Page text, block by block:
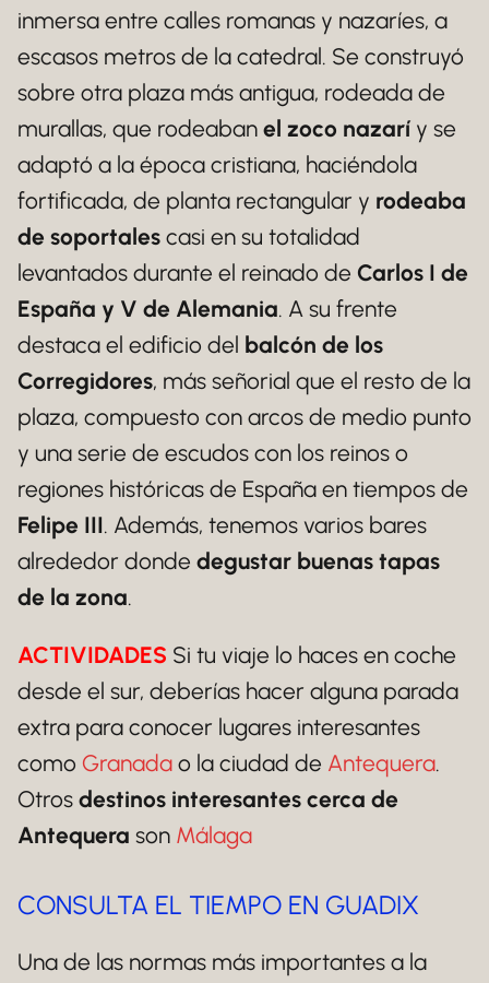
inmersa entre calles romanas y nazaríes, a
escasos metros de la catedral. Se construyó
sobre otra plaza más antigua, rodeada de
murallas, que rodeaban el zoco nazarí y se
adaptó a la época cristiana, haciéndola
fortificada, de planta rectangular y rodeaba
de soportales casi en su totalidad
levantados durante el reinado de Carlos I de
España y V de Alemania. A su frente
destaca el edificio del balcón de los
Corregidores, más señorial que el resto de la
plaza, compuesto con arcos de medio punto
y una serie de escudos con los reinos o
regiones históricas de España en tiempos de
Felipe III. Además, tenemos varios bares
alrededor donde degustar buenas tapas
de la zona.
ACTIVIDADES Si tu viaje lo haces en coche
desde el sur, deberías hacer alguna parada
extra para conocer lugares interesantes
como Granada o la ciudad de Antequera.
Otros destinos interesantes cerca de
Antequera son Málaga
CONSULTA EL TIEMPO EN GUADIX
Una de las normas más importantes a la